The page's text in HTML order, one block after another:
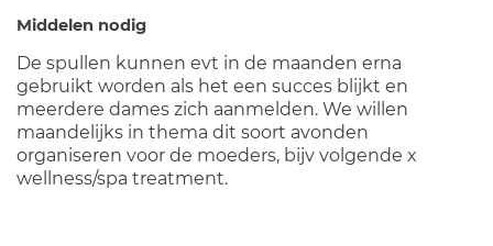
Middelen nodig
De spullen kunnen evt in de maanden erna
gebruikt worden als het een succes blijkt en
meerdere dames zich aanmelden. We willen
maandelijks in thema dit soort avonden
organiseren voor de moeders, bijv volgende x
wellness/spa treatment.